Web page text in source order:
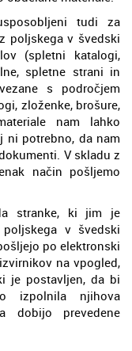
tudi za
poljskega v švedski
(spletni katalogi,
spletne strani in
s področjem
zloženke, brošure,
nam lahko
ni potrebno, da nam
V skladu z
način pošljemo
stranke, ki jim je
v švedski
po elektronski
na vpogled,
je postavljen, da bi
izpolnila njihova
dobijo prevedene